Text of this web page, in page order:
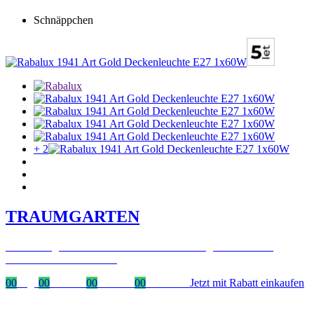
Schnäppchen
+ 2
TRAUMGARTEN
00
00 00 00 Jetzt mit Rabatt einkaufen